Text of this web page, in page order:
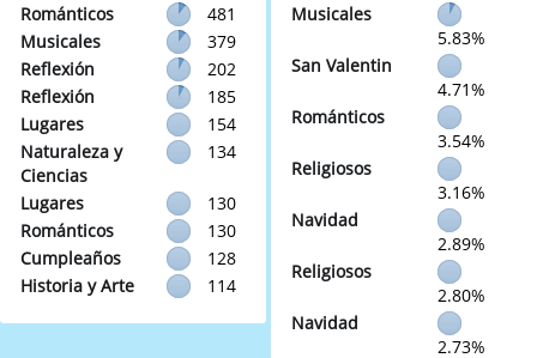
Románticos
481
Musicales
379
Reflexión
202
Reflexión
185
Lugares
154
Naturaleza y
Ciencias
134
Lugares
130
Románticos
130
Cumpleaños
128
Historia y Arte
114
Musicales
5.83%
San Valentin
4.71%
Románticos
3.54%
Religiosos
3.16%
Navidad
2.89%
Religiosos
2.80%
Navidad
2.73%